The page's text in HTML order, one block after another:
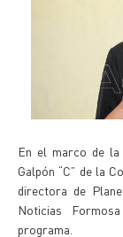
En el marco de
Galpón “C” de la
directora de
Noticias
programa.